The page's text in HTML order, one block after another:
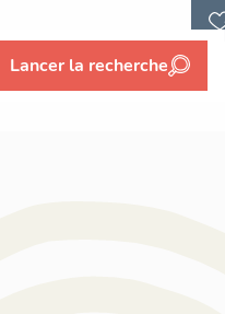
Lancer la recherche